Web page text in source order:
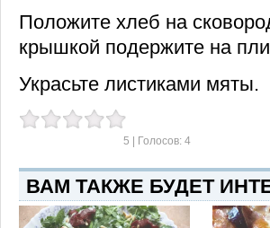
Положите хлеб на
крышкой подержите на
Украсьте листиками мяты.
5 | Голосов: 4
ВАМ ТАКЖЕ БУДЕТ